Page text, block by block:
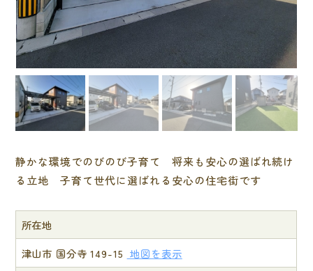
静かな環境でのびのび子育て 将来も安心の選ばれ続け
る立地 子育て世代に選ばれる安心の住宅街です
所在地
津山市 国分寺 149-15 地図を表示